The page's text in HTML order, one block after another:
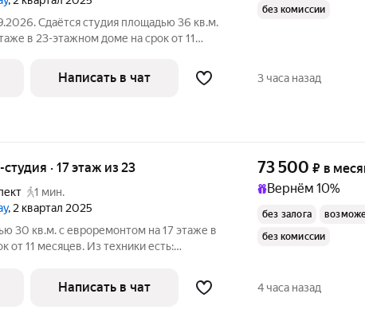
Сдаётся студия площадью 36 кв.м.
в 23-этажном доме на срок от 11
без комиссии
Написать в чат 3 часа назад
· 17 этаж из 23
1 мин.
, 2 квартал 2025
30 кв.м. с евроремонтом на 17 этаже в
от 11 месяцев. Из техники есть:
73 500 ₽ в
Вернём 10%
без залога
без комиссии
Написать в чат 4 часа назад